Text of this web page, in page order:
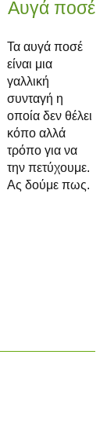
Αυγά ποσέ
Τα αυγά ποσέ
είναι μια
γαλλική
συνταγή η
οποία δεν θέλει
κόπο αλλά
τρόπο για να
την πετύχουμε.
Ας δούμε πως.